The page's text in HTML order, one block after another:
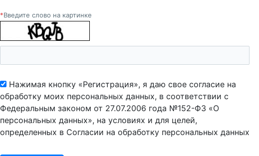
*Введите слово на картинке
Нажимая кнопку «Регистрация», я даю свое согласие на
обработку моих персональных данных, в соответствии с
Федеральным законом от 27.07.2006 года №152-ФЗ «О
персональных данных», на условиях и для целей,
определенных в Согласии на обработку персональных данных